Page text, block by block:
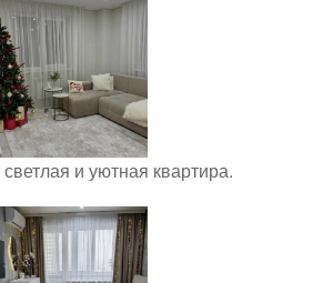
и уютная квартира.